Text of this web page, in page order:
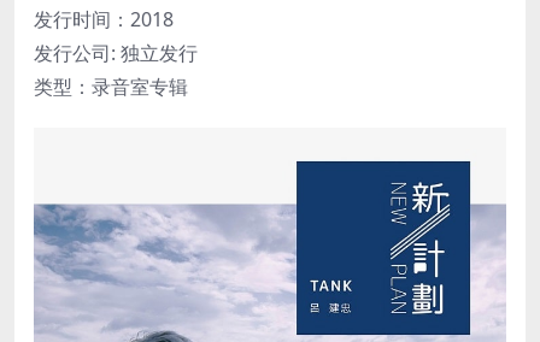
发行时间：2018
发行公司: 独立发行
类型：录音室专辑